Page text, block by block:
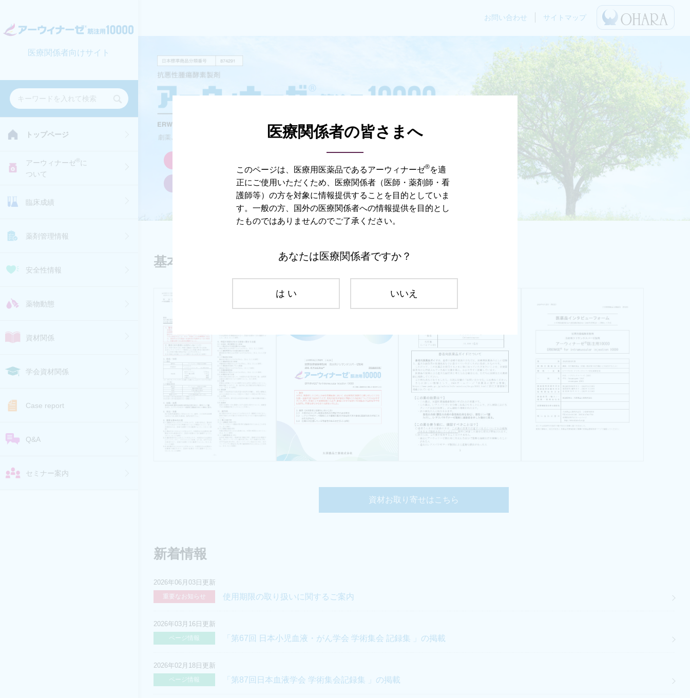
医療関係者向けサイト
トップページ
アーウィナーゼ® に
ついて
臨床成績
薬剤管理情報
安全性情報
薬物動態
資材関係
学会資材関係
Case report
Q&A
セミナー案内
お問い合わせ サイトマップ
資材お取り寄せ 専門医動画
基本資材
資材お取り寄せはこちら
新着情報
2026年06月03日更新
重要なお知らせ 使用期限の取り扱いに関するご案内
2026年03月16日更新
ページ情報 「第67回 日本小児血液・がん学会 学術集会 記録集 」の掲載
2026年02月18日更新
ページ情報 「第87回日本血液学会 学術集会記録集 」の掲載
医療関係者の皆さまへ
このページは、医療用医薬品であるアーウィナーゼ®を適
正にご使用いただくため、医療関係者（医師・薬剤師・看
護師等）の方を対象に情報提供することを目的としていま
す。一般の方、国外の医療関係者への情報提供を目的とし
たものではありませんのでご了承ください。
あなたは医療関係者ですか？
は い いいえ